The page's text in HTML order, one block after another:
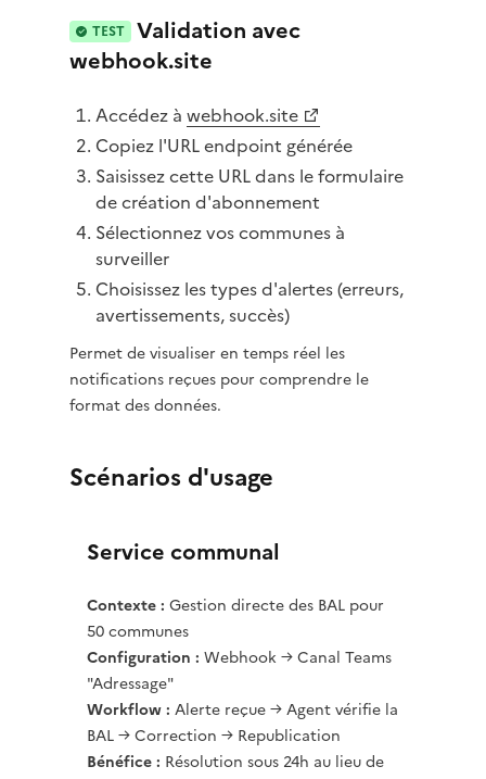
TEST Validation avec
webhook.site
Accédez à webhook.site
Copiez l'URL endpoint générée
Saisissez cette URL dans le formulaire
de création d'abonnement
Sélectionnez vos communes à
surveiller
Choisissez les types d'alertes (erreurs,
avertissements, succès)
Permet de visualiser en temps réel les
notifications reçues pour comprendre le
format des données.
Scénarios d'usage
Service communal
Contexte : Gestion directe des BAL pour
50 communes
Configuration : Webhook → Canal Teams
"Adressage"
Workflow : Alerte reçue → Agent vérifie la
BAL → Correction → Republication
Bénéfice : Résolution sous 24h au lieu de